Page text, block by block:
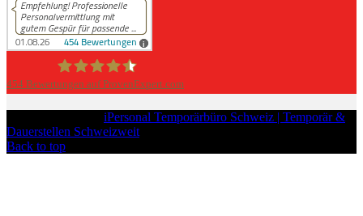
454 Bewertungen auf ProvenExpert.com
iPersonal Temporärbüro Schweiz | Temporär &
Dauerstellen Schweizweit
Back to top